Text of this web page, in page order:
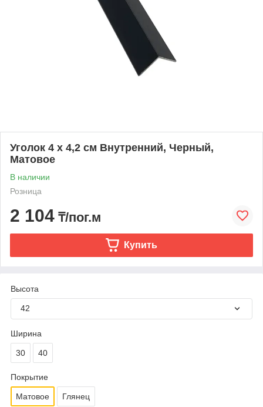
Уголок 4 х 4,2 см Внутренний, Черный,
Матовое
В наличии
Розница
2 104 ₸/пог.м
Купить
Высота
42
Ширина
30 40
Покрытие
Матовое Глянец